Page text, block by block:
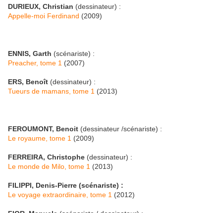
DURIEUX, Christian (dessinateur) :
Appelle-moi Ferdinand (2009)
ENNIS, Garth (scénariste) :
Preacher, tome 1 (2007)
ERS, Benoît (dessinateur) :
Tueurs de mamans, tome 1 (2013)
FEROUMONT, Benoit (dessinateur /scénariste) :
Le royaume, tome 1 (2009)
FERREIRA, Christophe (dessinateur) :
Le monde de Milo, tome 1 (2013)
FILIPPI, Denis-Pierre (scénariste) :
Le voyage extraordinaire, tome 1 (2012)